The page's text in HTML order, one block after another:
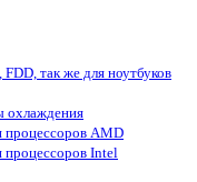
так же для ноутбуков
охлаждения
процессоров AMD
процессоров Intel